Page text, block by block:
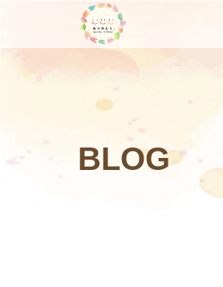
BLOG